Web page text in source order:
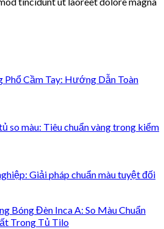
Phổ Cầm Tay: Hướng Dẫn Toàn
so màu: Tiêu chuẩn vàng trong kiểm
Giải pháp chuẩn màu tuyệt đối
Bóng Đèn Inca A: So Màu Chuẩn
Trong Tủ Tilo